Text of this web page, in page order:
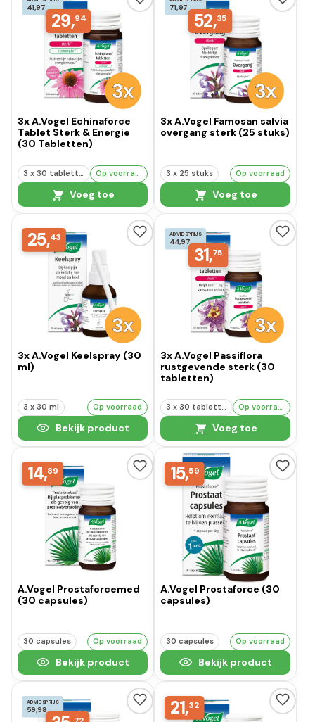
41,97
29,94
3x A.Vogel Echinaforce
Tablet Sterk & Energie
(30 Tabletten)
Voeg toe
71,97
52,35
3x A.Vogel Famosan salvia
overgang sterk (25 stuks)
3 x 25 stuks Op voorraad
Voeg toe
25,43
3x A.Vogel Keelspray (30
ml)
3 x 30 ml Op voorraad
Bekijk product
ADVIESPRIJS
44,97
31,75
3x A.Vogel Passiflora
rustgevende sterk (30
tabletten)
3 x 30 tabletten Op voorraad
Voeg toe
14,89
A.Vogel Prostaforcemed
(30 capsules)
30 capsules Op voorraad
Bekijk product
15,59
A.Vogel Prostaforce (30
capsules)
30 capsules Op voorraad
Bekijk product
ADVIESPRIJS
59,98 21,32